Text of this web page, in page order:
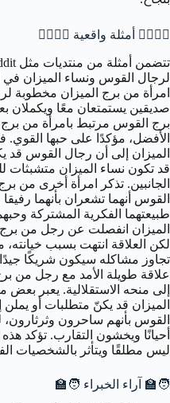
🧑‍❤️‍💋‍🧑 أمثلة واقعية 🧑‍❤️‍💋‍🧑
لرجال القوس ونساء الميزان
امرأة من برج الميزان مخطوبة
صديقين يستمتعان معًا
برج القوس مرتبط بامرأة من برج
الأفضل، مؤكدًا على حبها القوي.
الميزان إلى أن رجال القوس قد
قد تكون نساء الميزان متشبثات
الجانبين. تذكر امرأة أخرى من
القوس أنهما تشعران بأنهما
طبيعتهما الفكرية المشتركة
الميزان انفصلت عن رجل من
لكن العلاقة انتهت بسبب
تجاوز مشاكله سيكون شريكًا
علاقة طويلة الأمد مع رجل من
الميزان قد يكنّ متطلبات أو
القوس بأنهم ساحرون
أحيانًا ويخشون التقارب. تؤكد هذه
ليس مطلقًا ويتأثر بالشخصيات
🧑‍🏫 آراء الخبراء 🧑‍🏫